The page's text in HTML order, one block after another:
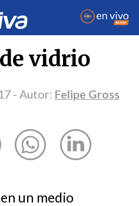
vidrio
- Autor: Felipe Gross
un medio